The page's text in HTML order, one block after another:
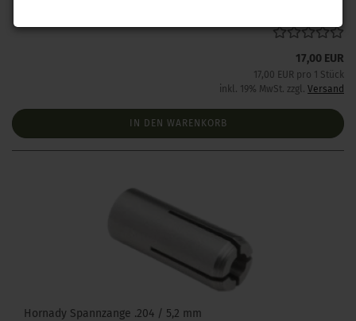
17,00 EUR
17,00 EUR pro 1 Stück
inkl. 19% MwSt. zzgl. Versand
IN DEN WARENKORB
Hornady Spannzange .204 / 5,2 mm